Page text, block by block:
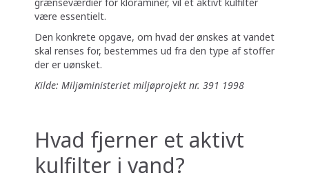
være essentielt.
Den konkrete opgave, om hvad der ønskes at vandet
skal renses for, bestemmes ud fra den type af stoffer
der er uønsket.
Kilde: Miljøministeriet miljøprojekt nr. 391 1998
Hvad fjerner et aktivt
kulfilter i vand?